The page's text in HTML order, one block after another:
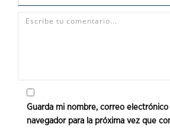
Guarda mi nombre, correo
navegador para la próxima vez que